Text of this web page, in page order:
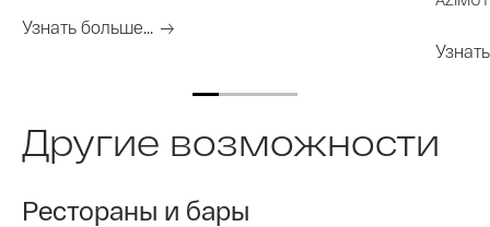
Узнать больше...
Другие возможности
Рестораны и бары